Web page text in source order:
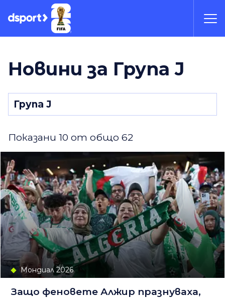
Новини за Група J
Показани 10 от общо 62
Мондиал 2026
Защо феновете Алжир празнуваха,